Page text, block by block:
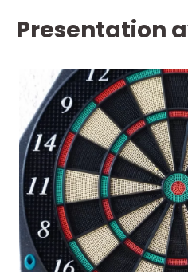
Presentation